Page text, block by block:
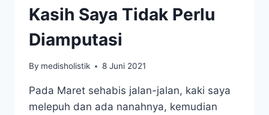
Kasih Saya Tidak Perlu
Diamputasi
By medisholistik 8 Juni 2021
Pada Maret sehabis jalan-jalan, kaki saya
melepuh dan ada nanahnya, kemudian